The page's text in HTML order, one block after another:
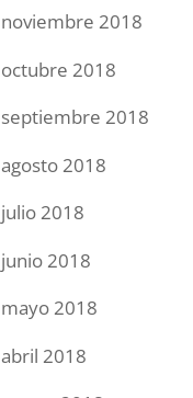
noviembre 2018
octubre 2018
septiembre 2018
agosto 2018
julio 2018
junio 2018
mayo 2018
abril 2018